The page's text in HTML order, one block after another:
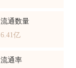
流通数量
6.41亿
流通率